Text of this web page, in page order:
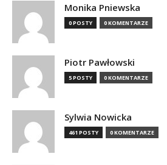
Monika Pniewska
0 POSTY 0 KOMENTARZE
Piotr Pawłowski
5 POSTY 0 KOMENTARZE
Sylwia Nowicka
461 POSTY 0 KOMENTARZE